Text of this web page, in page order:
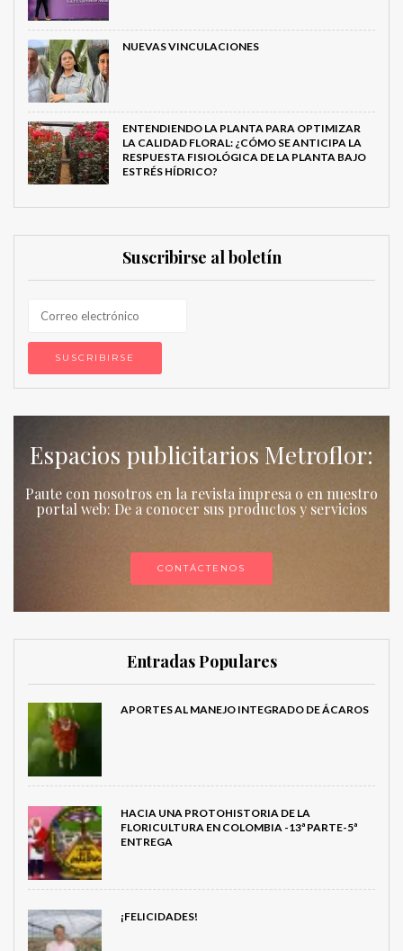
NUEVAS VINCULACIONES
ENTENDIENDO LA PLANTA PARA OPTIMIZAR
LA CALIDAD FLORAL: ¿CÓMO SE ANTICIPA LA
RESPUESTA FISIOLÓGICA DE LA PLANTA BAJO
ESTRÉS HÍDRICO?
Suscribirse al boletín
Espacios publicitarios Metroflor:
Paute con nosotros en la revista impresa o en nuestro
portal web: De a conocer sus productos y servicios
CONTÁCTENOS
Entradas Populares
APORTES AL MANEJO INTEGRADO DE ÁCAROS
HACIA UNA PROTOHISTORIA DE LA
FLORICULTURA EN COLOMBIA -13ª PARTE-5ª
ENTREGA
¡FELICIDADES!